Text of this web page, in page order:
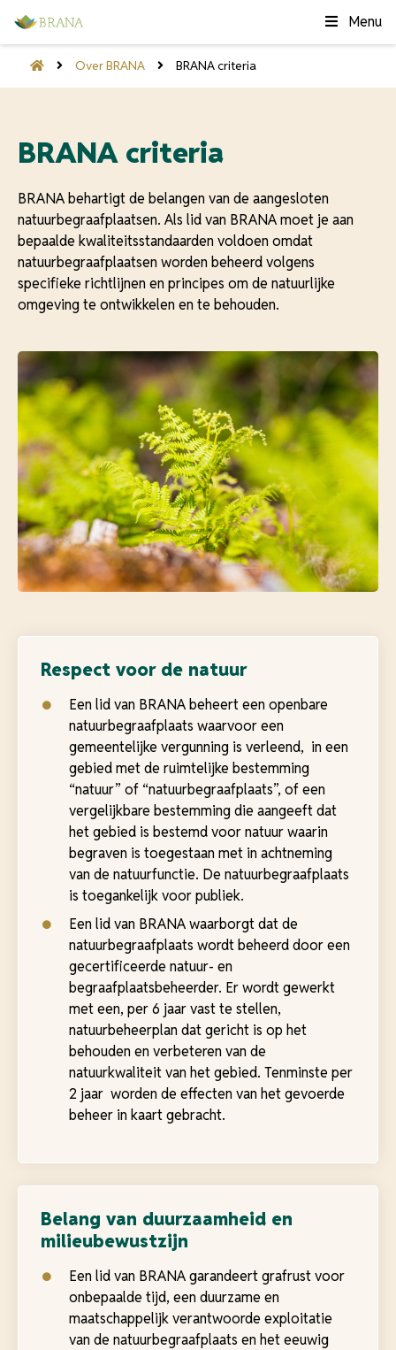
Menu
Over BRANA BRANA criteria
BRANA criteria
BRANA behartigt de belangen van de aangesloten
natuurbegraafplaatsen. Als lid van BRANA moet je aan
bepaalde kwaliteitsstandaarden voldoen omdat
natuurbegraafplaatsen worden beheerd volgens
specifieke richtlijnen en principes om de natuurlijke
omgeving te ontwikkelen en te behouden.
Respect voor de natuur
Een lid van BRANA beheert een openbare
natuurbegraafplaats waarvoor een
gemeentelijke vergunning is verleend, in een
gebied met de ruimtelijke bestemming
“natuur” of “natuurbegraafplaats”, of een
vergelijkbare bestemming die aangeeft dat
het gebied is bestemd voor natuur waarin
begraven is toegestaan met in achtneming
van de natuurfunctie. De natuurbegraafplaats
is toegankelijk voor publiek.
Een lid van BRANA waarborgt dat de
natuurbegraafplaats wordt beheerd door een
gecertificeerde natuur- en
begraafplaatsbeheerder. Er wordt gewerkt
met een, per 6 jaar vast te stellen,
natuurbeheerplan dat gericht is op het
behouden en verbeteren van de
natuurkwaliteit van het gebied. Tenminste per
2 jaar worden de effecten van het gevoerde
beheer in kaart gebracht.
Belang van duurzaamheid en
milieubewustzijn
Een lid van BRANA garandeert grafrust voor
onbepaalde tijd, een duurzame en
maatschappelijk verantwoorde exploitatie
van de natuurbegraafplaats en het eeuwig